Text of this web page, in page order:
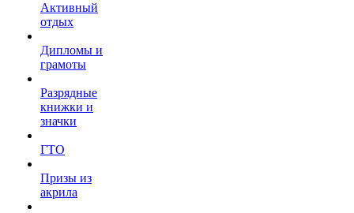
Активный
отдых
Дипломы и
грамоты
Разрядные
книжки и
значки
ГТО
Призы из
акрила